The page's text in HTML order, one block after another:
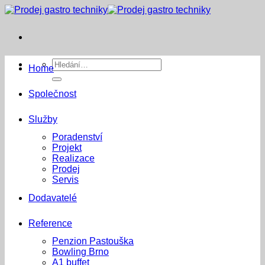
Přeskočit
Hledat:
Home
Společnost
Služby
Poradenství
Projekt
Realizace
Prodej
Servis
Dodavatelé
Reference
Penzion Pastouška
Bowling Brno
A1 buffet